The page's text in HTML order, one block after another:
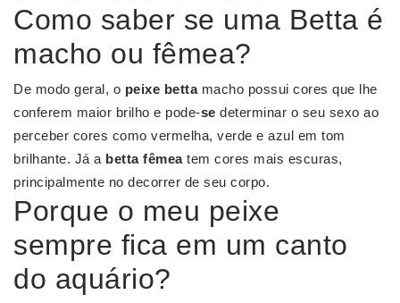
Como saber se uma Betta é
macho ou fêmea?
De modo geral, o peixe bettamacho possui cores que lhe
conferem maior brilho e pode-se determinar o seu sexo ao
perceber cores como vermelha, verde e azul em tom
brilhante. Já a betta fêmeatem cores mais escuras,
principalmente no decorrer de seu corpo.
Porque o meu peixe
sempre fica em um canto
do aquário?